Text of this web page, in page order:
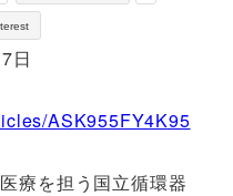
日
ASK955FY4K95
療を担う国立循環器